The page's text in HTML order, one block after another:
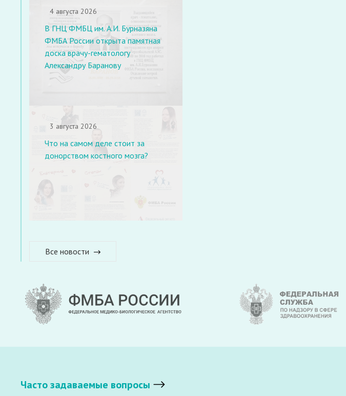
4 августа 2026
В ГНЦ ФМБЦ им. А.И. Бурназяна
ФМБА России открыта памятная
доска врачу-гематологу
Александру Баранову
3 августа 2026
Что на самом деле стоит за
донорством костного мозга?
Все новости
Часто задаваемые вопросы